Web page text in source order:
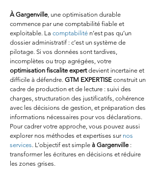
À Gargenville, une optimisation durable
commence par une comptabilité fiable et
exploitable. La comptabilité n’est pas qu’un
dossier administratif : c’est un système de
pilotage. Si vos données sont tardives,
incomplètes ou trop agrégées, votre
optimisation fiscalite expert devient incertaine et
difficile à défendre. GTM EXPERTISE construit un
cadre de production et de lecture : suivi des
charges, structuration des justificatifs, cohérence
avec les décisions de gestion, et préparation des
informations nécessaires pour vos déclarations.
Pour cadrer votre approche, vous pouvez aussi
explorer nos méthodes et expertises sur nos
services. L’objectif est simple à Gargenville :
transformer les écritures en décisions et réduire
les zones grises.